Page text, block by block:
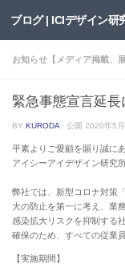
Skip to content
ブログ | ICIデザイン研
お知らせ【メディア掲載、
緊急事態宣言延
BY KURODA · 公開 2020年5月
平素よりご愛顧を賜り誠に
アイシーアイデザイン研究所
弊社では、新型コロナ対策
大の防止を第一に考え、業
感染拡大リスクを抑制する
確保のため、すべての従業
【実施期間】